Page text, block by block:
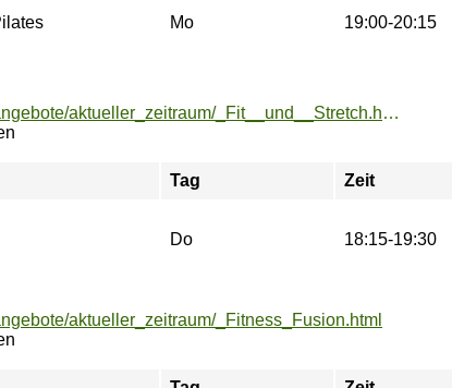
Mo 19:00-20:15
https://www.fu-sport.de/angebote/aktueller_zeitraum/_Fit__und__Stretch.html
Tag Zeit
Do 18:15-19:30
aktueller_zeitraum/_Fitness_Fusion.html